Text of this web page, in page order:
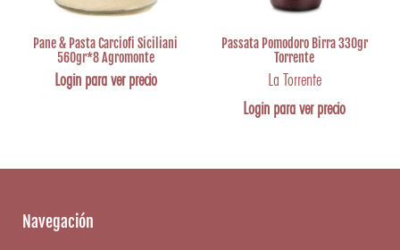
Pane & Pasta Carciofi Siciliani
560gr*8 Agromonte
Login para ver precio
Passata Pomodoro Birra 330gr
Torrente
La Torrente
Login para ver precio
Navegación